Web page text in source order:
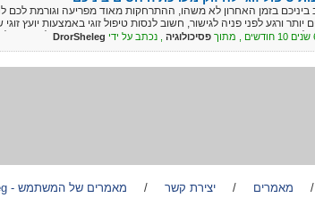
בזמן האחרון לא משהו, ההתרחקות מאוד מפריעה וגורמת לכם
יותר ורגע לפני פניה לגישור, חשוב לנסות טיפול זוגי באמצעות יועץ
לפני נקיטת צעד משמעותי שאין ממנו חזרה. באמצעות טיפול זוגי
שיש לכם במערכת היחסים ואף לחזק אותה.
פסיכולוגיה , נכתב על ידי DrorSheleg
מאמרים / יצירת קשר / מאמרים של המשתמש - DrorSheleg